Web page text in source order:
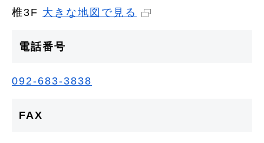
椎3F 大きな地図で見る
電話番号
092-683-3838
FAX